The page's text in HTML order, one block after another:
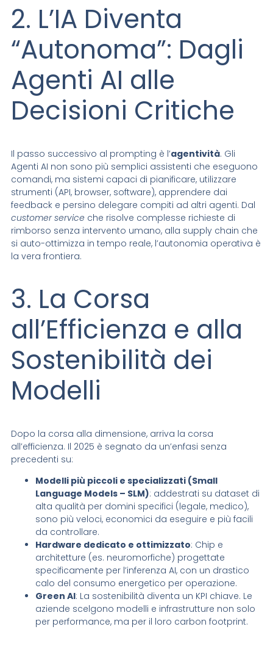
2. L’IA Diventa
“Autonoma”: Dagli
Agenti AI alle
Decisioni Critiche
Il passo successivo al prompting è l’agentività. Gli
Agenti AI non sono più semplici assistenti che eseguono
comandi, ma sistemi capaci di pianificare, utilizzare
strumenti (API, browser, software), apprendere dai
feedback e persino delegare compiti ad altri agenti. Dal
customer service che risolve complesse richieste di
rimborso senza intervento umano, alla supply chain che
si auto-ottimizza in tempo reale, l’autonomia operativa è
la vera frontiera.
3. La Corsa
all’Efficienza e alla
Sostenibilità dei
Modelli
Dopo la corsa alla dimensione, arriva la corsa
all’efficienza. Il 2025 è segnato da un’enfasi senza
precedenti su:
Modelli più piccoli e specializzati (Small
Language Models – SLM): addestrati su dataset di
alta qualità per domini specifici (legale, medico),
sono più veloci, economici da eseguire e più facili
da controllare.
Hardware dedicato e ottimizzato: Chip e
architetture (es. neuromorfiche) progettate
specificamente per l’inferenza AI, con un drastico
calo del consumo energetico per operazione.
Green AI: La sostenibilità diventa un KPI chiave. Le
aziende scelgono modelli e infrastrutture non solo
per performance, ma per il loro carbon footprint.